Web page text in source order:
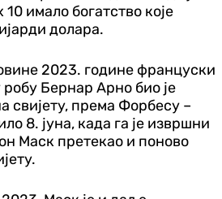
имало богатство које
долара.
2023. године француски
робу Бернар Арно био је
свијету, према Форбесу –
8. јуна, када га је извршни
Маск претекао и поново